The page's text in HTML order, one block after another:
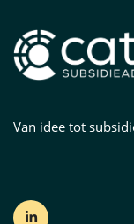
Van idee tot